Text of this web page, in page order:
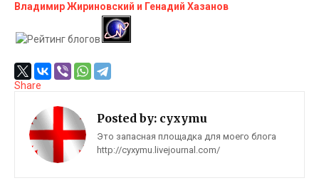
Владимир Жириновский и Генадий Хазанов
Share
Posted by: cyxymu
Это запасная площадка для моего блога
http://cyxymu.livejournal.com/